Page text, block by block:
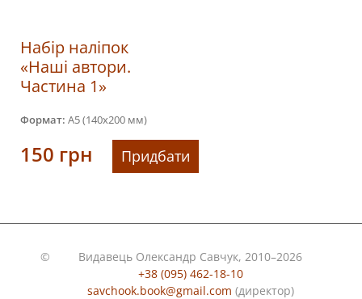
Набір наліпок
«Наші автори.
Частина 1»
Формат: А5 (140х200 мм)
150 грн Придбати
©
Видавець Олександр Савчук, 2010–2026
+38 (095) 462-18-10
savchook.book@gmail.com (директор)